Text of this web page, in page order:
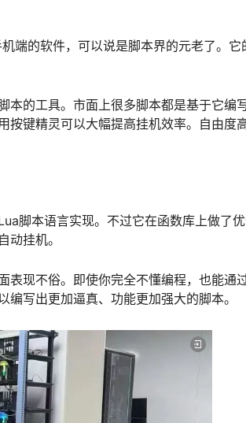
端的软件，可以说是脚本界的元老了。它
本的工具。市面上很多脚本都是基于它编
按键精灵可以大幅提高挂机效率。自由度
脚本语言实现。不过它在函数库上做了优
挂机。
表现不俗。即使你完全不懂编程，也能通
写出更加逼真、功能更加强大的脚本。